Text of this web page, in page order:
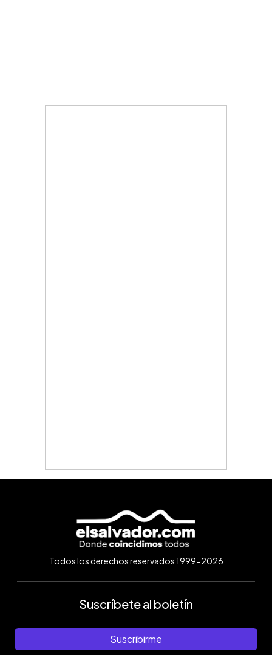
Todos los derechos reservados 1999-2026
Suscríbete al boletín
Suscribirme